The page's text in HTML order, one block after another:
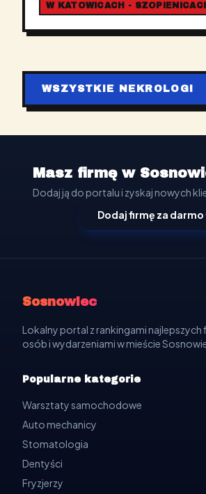
W KATOWICACH -
WSZYSTKIE NEKROLOGI
Masz firmę w
Dodaj ją do portalu i zyskaj nowych
Dodaj firmę za darmo
Sosnowiec
Lokalny portal z rankingami najlepszych
osób i wydarzeniami w mieście
Popularne kategorie
Warsztaty samochodowe
Auto mechanicy
Stomatologia
Dentyści
Fryzjerzy